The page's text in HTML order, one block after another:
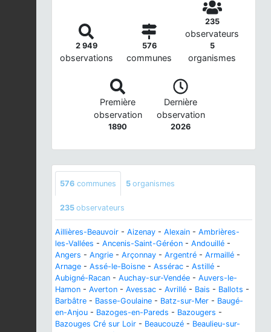
2 949
observations
576
communes
235
observateurs
5
organismes
Première
observation
1890
Dernière
observation
2026
576 communes 5 organismes
235 observateurs
Aillières-Beauvoir - Aizenay - Alexain - Ambrières-
les-Vallées - Ancenis-Saint-Géréon - Andouillé -
Angers - Angrie - Arçonnay - Argentré - Armaillé -
Arnage - Assé-le-Boisne - Assérac - Astillé -
Aubigné-Racan - Auchay-sur-Vendée - Auvers-le-
Hamon - Averton - Avessac - Avrillé - Bais - Ballots -
Barbâtre - Basse-Goulaine - Batz-sur-Mer - Baugé-
en-Anjou - Bazoges-en-Pareds - Bazougers -
Bazouges Cré sur Loir - Beaucouzé - Beaulieu-sur-